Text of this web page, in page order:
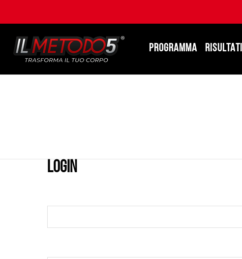
PROGRAMMA RISULTATI
LOGIN